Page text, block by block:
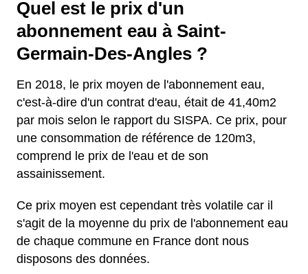
Quel est le prix d'un
abonnement eau à Saint-
Germain-Des-Angles ?
En 2018, le prix moyen de l'abonnement eau,
c'est-à-dire d'un contrat d'eau, était de 41,40m2
par mois selon le rapport du SISPA. Ce prix, pour
une consommation de référence de 120m3,
comprend le prix de l'eau et de son
assainissement.
Ce prix moyen est cependant très volatile car il
s'agit de la moyenne du prix de l'abonnement eau
de chaque commune en France dont nous
disposons des données.